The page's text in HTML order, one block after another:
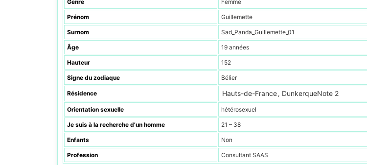
Genre Femme
Prénom Guillemette
Surnom Sad_Panda_Guillemette_01
Âge 19 années
Hauteur 152
Signe du zodiaque Bélier
Résidence Hauts-de-France , DunkerqueNote 2
Orientation sexuelle hétérosexuel
Je suis à la recherche d’un homme 21 – 38
Enfants Non
Profession Consultant SAAS